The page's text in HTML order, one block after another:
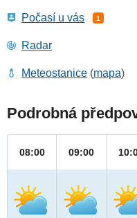
Počasí u vás 1
Radar
Meteostanice (mapa)
Podrobná
08:00 09:00